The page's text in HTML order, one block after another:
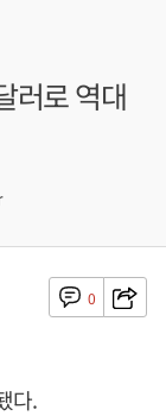
러로 역대
0
다.